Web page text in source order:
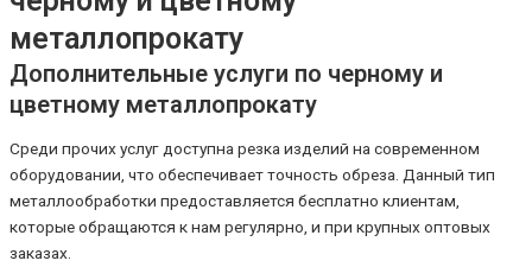
металлопрокату
Дополнительные услуги по черному и
цветному металлопрокату
Среди прочих услуг доступна резка изделий на современном
оборудовании, что обеспечивает точность обреза. Данный тип
металлообработки предоставляется бесплатно клиентам,
которые обращаются к нам регулярно, и при крупных оптовых
заказах.